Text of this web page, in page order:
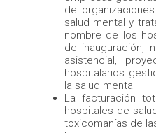
de
salud mental y
nombre de los
de inauguración,
asistencial,
hospitalarios
la salud mental
La facturación
hospitales de
toxicomanías de